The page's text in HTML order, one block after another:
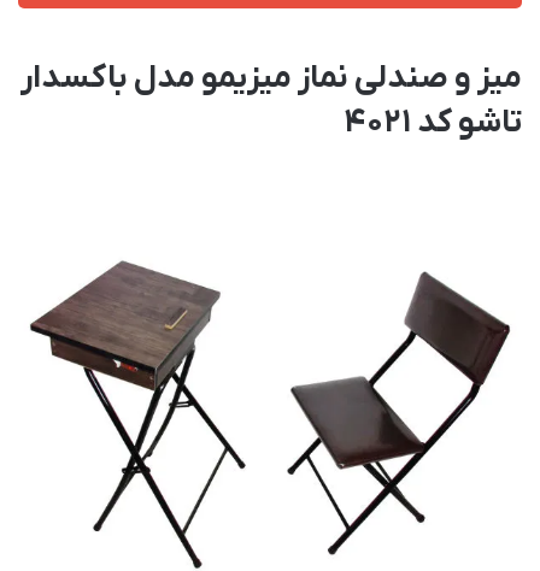
میز و صندلی نماز میزیمو مدل باکسدار
تاشو کد 4021